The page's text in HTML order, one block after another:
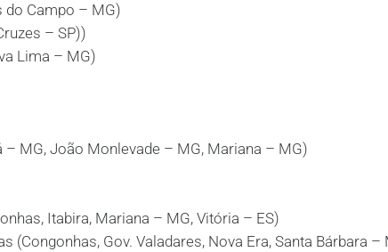
do Campo – MG)
– SP))
Lima – MG)
MG, João Monlevade – MG, Mariana – MG)
Itabira, Mariana – MG, Vitória – ES)
(Congonhas, Gov. Valadares, Nova Era, Santa Bárbara –